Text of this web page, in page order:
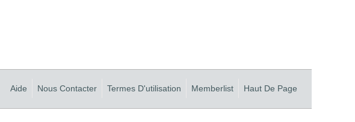
Aide Nous Contacter Termes D'utilisation Memberlist Haut De Page